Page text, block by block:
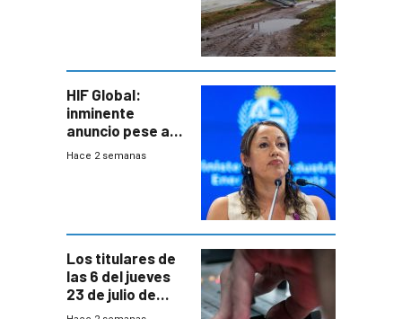
HIF Global:
inminente
anuncio pese a
declaración de
gobierno
Hace 2 semanas
Los titulares de
las 6 del jueves
23 de julio de
2026